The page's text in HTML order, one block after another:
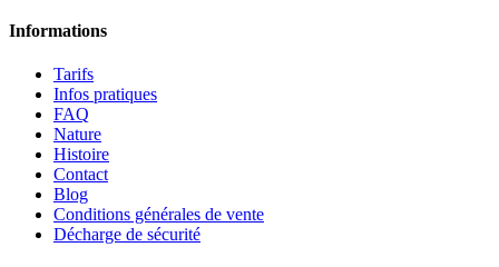
Informations
Tarifs
Infos pratiques
FAQ
Nature
Histoire
Contact
Blog
Conditions générales de vente
Décharge de sécurité